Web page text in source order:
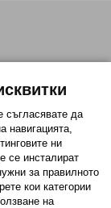
съгласявате да
навигацията,
ни
се инсталират
за правилното
кои категории
на